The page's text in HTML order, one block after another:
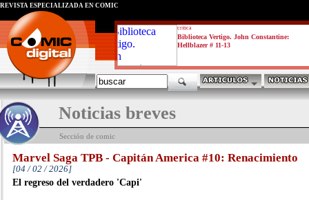
critica
Biblioteca Vertigo. John Constantine:
Hellblazer # 11-13
REVISTA ESPECIALIZADA EN CÓMIC
Noticias breves
Sección de comic
Marvel Saga TPB - Capitán America #10: Renacimiento
[04 / 02 / 2026]
El regreso del verdadero 'Capi'